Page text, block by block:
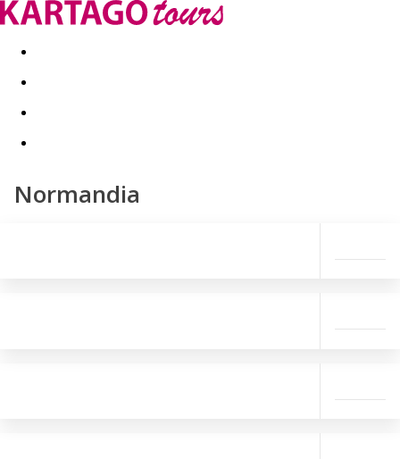
Last minute Dovolenkové kluby
Normandia